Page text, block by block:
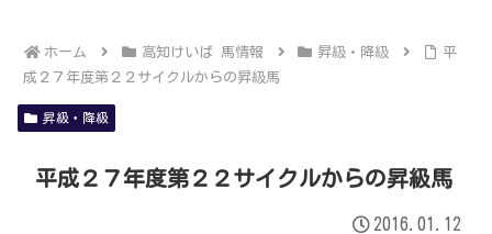
ホーム 高知けいば 馬情報 昇級・降級
平
成２７年度第２２サイクルからの昇級馬
昇級・降級
平成２７年度第２２サイクルからの昇級馬
2016.01.12